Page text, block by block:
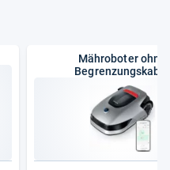
Mähroboter ohne
Begrenzungskabel